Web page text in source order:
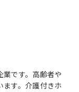
です。高齢者や
す。介護付きホ